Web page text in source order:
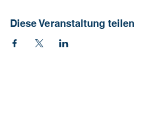
Diese Veranstaltung teilen